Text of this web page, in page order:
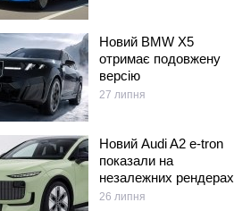
Новий BMW X5
отримає подовжену
версію
27 липня
Новий Audi A2 e-tron
показали на
незалежних рендерах
26 липня